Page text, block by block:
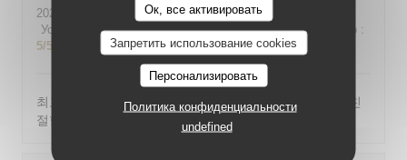
Ок, все активировать
Запретить использование cookies
Персонализировать
Политика конфиденциальности
undefined
2026-08-03
- 19:00 - гости 4
Услуги
/5 Атмосфера: 5/5 Меню: 5/5 Цена / качество :
5/5
최고의 분위기, 최고의 맛, 프랑스어가 서툴지만 서버가 친
절함